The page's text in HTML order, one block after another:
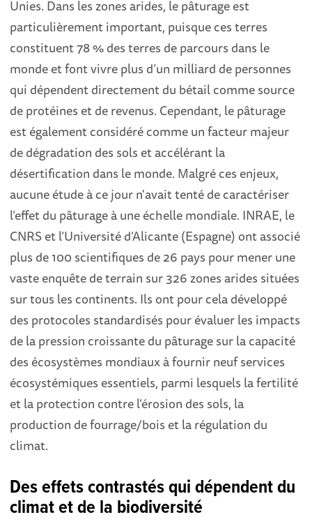
Unies. Dans les zones arides, le pâturage est
particulièrement important, puisque ces terres
constituent 78 % des terres de parcours dans le
monde et font vivre plus d’un milliard de personnes
qui dépendent directement du bétail comme source
de protéines et de revenus. Cependant, le pâturage
est également considéré comme un facteur majeur
de dégradation des sols et accélérant la
désertification dans le monde. Malgré ces enjeux,
aucune étude à ce jour n'avait tenté de caractériser
l’effet du pâturage à une échelle mondiale. INRAE, le
CNRS et l’Université d’Alicante (Espagne) ont associé
plus de 100 scientifiques de 26 pays pour mener une
vaste enquête de terrain sur 326 zones arides situées
sur tous les continents. Ils ont pour cela développé
des protocoles standardisés pour évaluer les impacts
de la pression croissante du pâturage sur la capacité
des écosystèmes mondiaux à fournir neuf services
écosystémiques essentiels, parmi lesquels la fertilité
et la protection contre l’érosion des sols, la
production de fourrage/bois et la régulation du
climat.
Des effets contrastés qui dépendent du
climat et de la biodiversité